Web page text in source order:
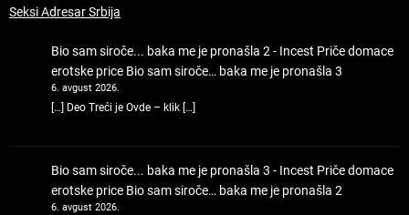
Seksi Adresar Srbija
Bio sam siroče... baka me je pronašla 2 - Incest Priče domace
erotske price Bio sam siroče… baka me je pronašla 3
6. avgust 2026.
[…] Deo Treći je Ovde – klik […]
Bio sam siroče... baka me je pronašla 3 - Incest Priče domace
erotske price Bio sam siroče… baka me je pronašla 2
6. avgust 2026.